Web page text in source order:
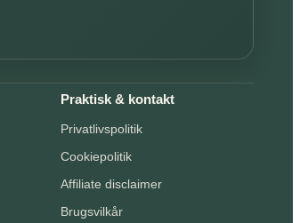
Praktisk & kontakt
Privatlivspolitik
Cookiepolitik
Affiliate disclaimer
Brugsvilkår